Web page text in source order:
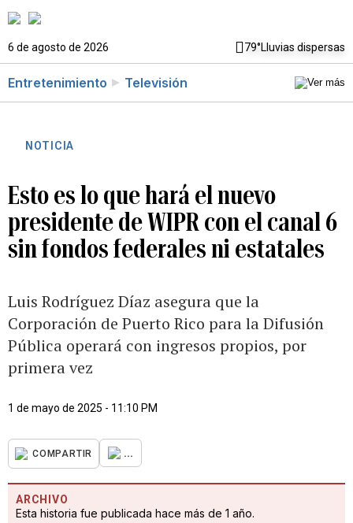
6 de agosto de 2026 79°Lluvias dispersas
Entretenimiento Televisión
NOTICIA
Esto es lo que hará el nuevo
presidente de WIPR con el canal 6
sin fondos federales ni estatales
Luis Rodríguez Díaz asegura que la
Corporación de Puerto Rico para la Difusión
Pública operará con ingresos propios, por
primera vez
1 de mayo de 2025 - 11:10 PM
COMPARTIR ...
ARCHIVO
Esta historia fue publicada hace más de 1 año.